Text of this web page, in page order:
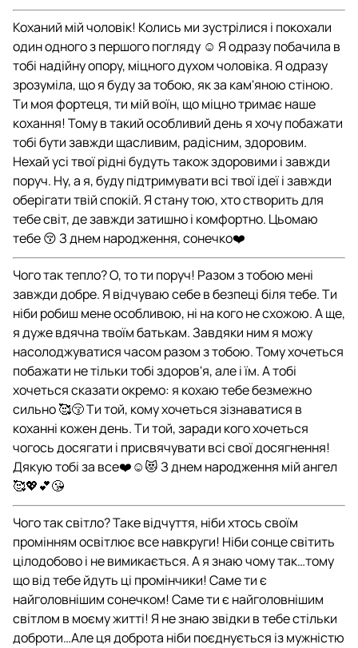
Коханий мій чоловік! Колись ми зустрілися і покохали
один одного з першого погляду ☺️ Я одразу побачила в
тобі надійну опору, міцного духом чоловіка. Я одразу
зрозуміла, що я буду за тобою, як за кам'яною стіною.
Ти моя фортеця, ти мій воїн, що міцно тримає наше
кохання! Тому в такий особливий день я хочу побажати
тобі бути завжди щасливим, радісним, здоровим.
Нехай усі твої рідні будуть також здоровими і завжди
поруч. Ну, а я, буду підтримувати всі твої ідеї і завжди
оберігати твій спокій. Я стану тою, хто створить для
тебе світ, де завжди затишно і комфортно. Цьомаю
тебе 😚 З днем народження, сонечко❤️
Чого так тепло? О, то ти поруч! Разом з тобою мені
завжди добре. Я відчуваю себе в безпеці біля тебе. Ти
ніби робиш мене особливою, ні на кого не схожою. А ще,
я дуже вдячна твоїм батькам. Завдяки ним я можу
насолоджуватися часом разом з тобою. Тому хочеться
побажати не тільки тобі здоров'я, але і їм. А тобі
хочеться сказати окремо: я кохаю тебе безмежно
сильно 🥰😚 Ти той, кому хочеться зізнаватися в
коханні кожен день. Ти той, заради кого хочеться
чогось досягати і присвячувати всі свої досягнення!
Дякую тобі за все❤️☺️😻 З днем народження мій ангел
🥰💖💕😘
Чого так світло? Таке відчуття, ніби хтось своїм
промінням освітлює все навкруги! Ніби сонце світить
цілодобово і не вимикається. А я знаю чому так…тому
що від тебе йдуть ці промінчики! Саме ти є
найголовнішим сонечком! Саме ти є найголовнішим
світлом в моєму житті! Я не знаю звідки в тебе стільки
доброти…Але ця доброта ніби поєднується із мужністю